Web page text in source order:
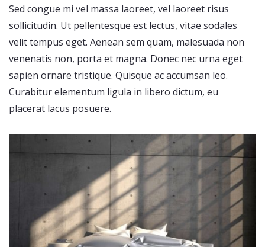
Sed congue mi vel massa laoreet, vel laoreet risus
sollicitudin. Ut pellentesque est lectus, vitae sodales
velit tempus eget. Aenean sem quam, malesuada non
venenatis non, porta et magna. Donec nec urna eget
sapien ornare tristique. Quisque ac accumsan leo.
Curabitur elementum ligula in libero dictum, eu
placerat lacus posuere.